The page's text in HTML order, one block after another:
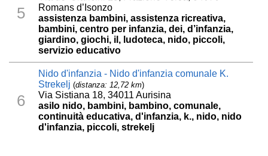
5
Romans d’Isonzo
assistenza bambini, assistenza ricreativa,
bambini, centro per infanzia, dei, d’infanzia,
giardino, giochi, il, ludoteca, nido, piccoli,
servizio educativo
6
Nido d'infanzia - Nido d'infanzia comunale K.
Strekelj (distanza: 12,72 km)
Via Sistiana 18, 34011 Aurisina
asilo nido, bambini, bambino, comunale,
continuità educativa, d'infanzia, k., nido, nido
d'infanzia, piccoli, strekelj